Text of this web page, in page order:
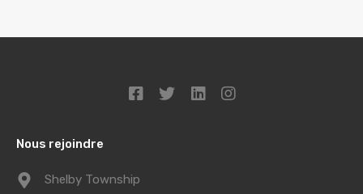
Nous rejoindre
Shelby Township